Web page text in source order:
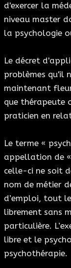
d'exercer la
niveau master
la psychologie
Le décret
problèmes qu'il
maintenant
que thérapeute
praticien en
Le terme «
appellation de
celle-ci ne soit
nom de métier
d’emploi, tout
librement sans
particulière.
libre et le
psychothérapie.